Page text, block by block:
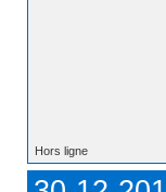
Hors ligne